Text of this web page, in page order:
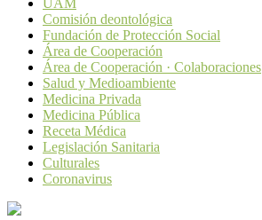
UAM
Comisión deontológica
Fundación de Protección Social
Área de Cooperación
Área de Cooperación · Colaboraciones
Salud y Medioambiente
Medicina Privada
Medicina Pública
Receta Médica
Legislación Sanitaria
Culturales
Coronavirus